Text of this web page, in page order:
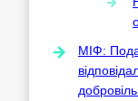
МІФ: